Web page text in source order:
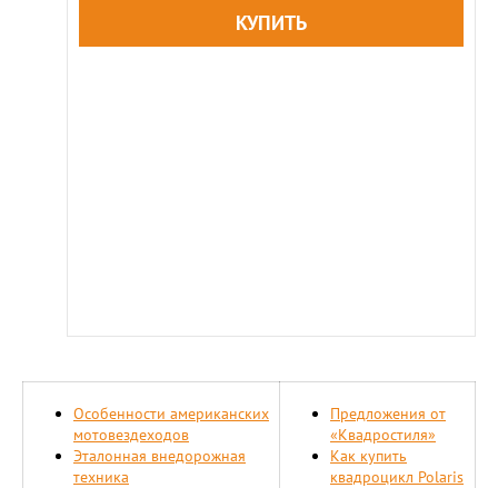
Особенности американских
мотовездеходов
Эталонная внедорожная
техника
Предложения от
«Квадростиля»
Как купить
квадроцикл Polaris